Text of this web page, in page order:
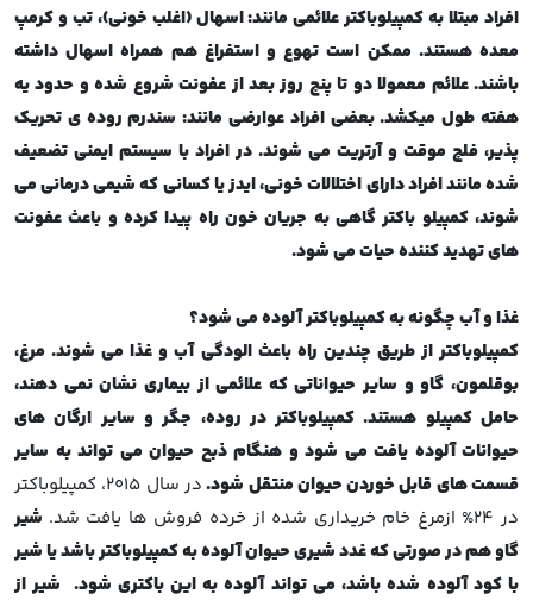
افراد مبتلا به کمپیلوباکتر علائمی مانند: اسهال (اغلب خونی)، تب و کرمپ
معده هستند. ممکن است تهوع و استفراغ هم همراه اسهال داشته
باشند. علائم معمولا دو تا پنج روز بعد از عفونت شروع شده و حدود یه
هفته طول میکشد. بعضی افراد عوارضی مانند: سندرم روده ی تحریک
پذیر، فلچ موقت و آرتریت می شوند. در افراد با سیستم ایمنی تضعیف
شده مانند افراد دارای اختلالات خونی، ایدز یا کسانی که شیمی درمانی می
شوند، کمپیلو باکتر گاهی به جریان خون راه پیدا کرده و باعث عفونت
های تهدید کننده حیات می شود.
غذا و آب چگونه به کمپیلوباکتر آلوده می شود؟
کمپیلوباکتر از طریق چندین راه باعث الودگی آب و غذا می شوند. مرغ،
بوقلمون، گاو و سایر حیواناتی که علائمی از بیماری نشان نمی دهند،
حامل کمپیلو هستند. کمپیلوباکتر در روده، جگر و سایر ارگان های
حیوانات آلوده یافت می شود و هنگام ذبح حیوان می تواند به سایر
قسمت های قابل خوردن حیوان منتقل شود.
در سال 2015، کمپیلوباکتر
در 24% ازمرغ خام خریداری شده از خرده فروش ها یافت شد.
شیر
گاو هم در صورتی که غدد شیری حیوان آلوده به کمپیلوباکتر باشد یا شیر
با کود آلوده شده باشد، می تواند آلوده به این باکتری شود. شیر از